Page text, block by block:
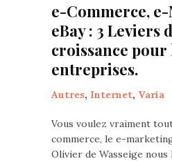
e-Commerce,
eBay : 3 Leviers
croissance pour
entreprises.
Autres, Internet, Varia
Vous voulez vraiment
commerce, le e-
Olivier de Wasseige